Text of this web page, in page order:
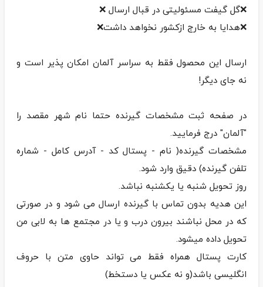
ارسال این محصول فقط به سراسر آلمان امکان پذیر است و
در صفحه ثبت مشخصات گیرنده حتما نام شهر مقصد را
مشخصات گیرنده( نام - پستال کد - آدرس کامل - شماره
این هدیه بدون تماس با گیرنده ارسال می شود و در صورتی
که در محل نباشند بیرون درب و یا در مجتمع ها به لابی من
کارت پستال همراه فقط می تواند حاوی متن با حروف